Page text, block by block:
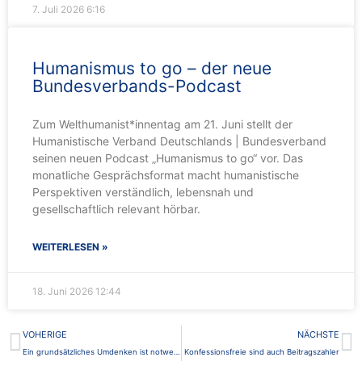
7. Juli 2026 6:16
Humanismus to go – der neue
Bundesverbands-Podcast
Zum Welthumanist*innentag am 21. Juni stellt der
Humanistische Verband Deutschlands | Bundesverband
seinen neuen Podcast „Humanismus to go“ vor. Das
monatliche Gesprächsformat macht humanistische
Perspektiven verständlich, lebensnah und
gesellschaftlich relevant hörbar.
WEITERLESEN »
18. Juni 2026 12:44
Zurück
VOHERIGE NÄCHSTE
Konfessionsfreie sind auch Beitragszahler